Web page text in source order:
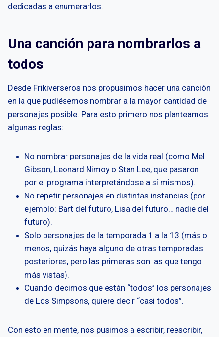
dedicadas a enumerarlos.
Una canción para nombrarlos a
todos
Desde Frikiverseros nos propusimos hacer una canción
en la que pudiésemos nombrar a la mayor cantidad de
personajes posible. Para esto primero nos planteamos
algunas reglas:
No nombrar personajes de la vida real (como Mel
Gibson, Leonard Nimoy o Stan Lee, que pasaron
por el programa interpretándose a sí mismos).
No repetir personajes en distintas instancias (por
ejemplo: Bart del futuro, Lisa del futuro… nadie del
futuro).
Solo personajes de la temporada 1 a la 13 (más o
menos, quizás haya alguno de otras temporadas
posteriores, pero las primeras son las que tengo
más vistas).
Cuando decimos que están “todos” los personajes
de Los Simpsons, quiere decir “casi todos”.
Con esto en mente, nos pusimos a escribir, reescribir,